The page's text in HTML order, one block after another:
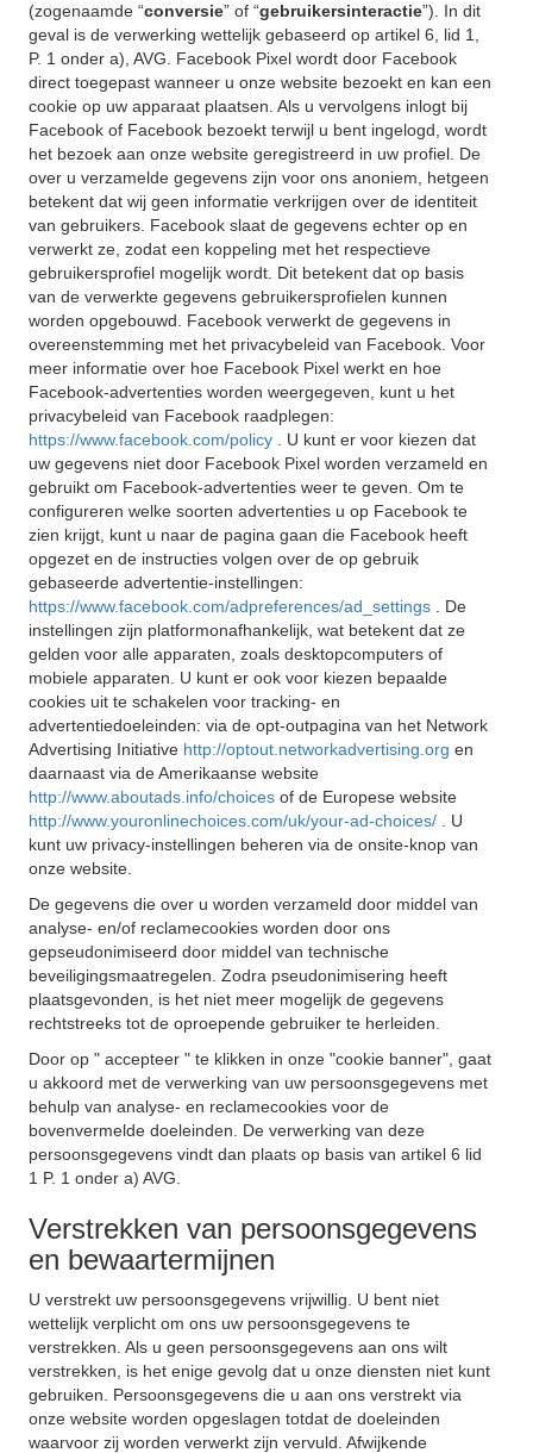
(zogenaamde “conversie” of “gebruikersinteractie”). In dit
geval is de verwerking wettelijk gebaseerd op artikel 6, lid 1,
P. 1 onder a), AVG. Facebook Pixel wordt door Facebook
direct toegepast wanneer u onze website bezoekt en kan een
cookie op uw apparaat plaatsen. Als u vervolgens inlogt bij
Facebook of Facebook bezoekt terwijl u bent ingelogd, wordt
het bezoek aan onze website geregistreerd in uw profiel. De
over u verzamelde gegevens zijn voor ons anoniem, hetgeen
betekent dat wij geen informatie verkrijgen over de identiteit
van gebruikers. Facebook slaat de gegevens echter op en
verwerkt ze, zodat een koppeling met het respectieve
gebruikersprofiel mogelijk wordt. Dit betekent dat op basis
van de verwerkte gegevens gebruikersprofielen kunnen
worden opgebouwd. Facebook verwerkt de gegevens in
overeenstemming met het privacybeleid van Facebook. Voor
meer informatie over hoe Facebook Pixel werkt en hoe
Facebook-advertenties worden weergegeven, kunt u het
privacybeleid van Facebook raadplegen:
https://www.facebook.com/policy
. U kunt er voor kiezen dat
uw gegevens niet door Facebook Pixel worden verzameld en
gebruikt om Facebook-advertenties weer te geven. Om te
configureren welke soorten advertenties u op Facebook te
zien krijgt, kunt u naar de pagina gaan die Facebook heeft
opgezet en de instructies volgen over de op gebruik
gebaseerde advertentie-instellingen:
https://www.facebook.com/adpreferences/ad_settings
. De
instellingen zijn platformonafhankelijk, wat betekent dat ze
gelden voor alle apparaten, zoals desktopcomputers of
mobiele apparaten. U kunt er ook voor kiezen bepaalde
cookies uit te schakelen voor tracking- en
advertentiedoeleinden: via de opt-outpagina van het Network
Advertising Initiative http://optout.networkadvertising.org en
daarnaast via de Amerikaanse website
http://www.aboutads.info/choices of de Europese website
http://www.youronlinechoices.com/uk/your-ad-choices/
. U
kunt uw privacy-instellingen beheren via de onsite-knop van
onze website.
De gegevens die over u worden verzameld door middel van
analyse- en/of reclamecookies worden door ons
gepseudonimiseerd door middel van technische
beveiligingsmaatregelen. Zodra pseudonimisering heeft
plaatsgevonden, is het niet meer mogelijk de gegevens
rechtstreeks tot de oproepende gebruiker te herleiden.
Door op " accepteer " te klikken in onze "cookie banner", gaat
u akkoord met de verwerking van uw persoonsgegevens met
behulp van analyse- en reclamecookies voor de
bovenvermelde doeleinden. De verwerking van deze
persoonsgegevens vindt dan plaats op basis van artikel 6 lid
1 P. 1 onder a) AVG.
Verstrekken van persoonsgegevens
en bewaartermijnen
U verstrekt uw persoonsgegevens vrijwillig. U bent niet
wettelijk verplicht om ons uw persoonsgegevens te
verstrekken. Als u geen persoonsgegevens aan ons wilt
verstrekken, is het enige gevolg dat u onze diensten niet kunt
gebruiken. Persoonsgegevens die u aan ons verstrekt via
onze website worden opgeslagen totdat de doeleinden
waarvoor zij worden verwerkt zijn vervuld. Afwijkende